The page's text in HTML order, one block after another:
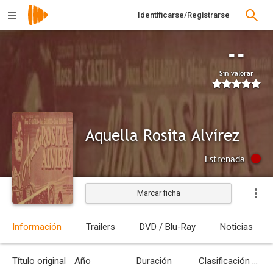
Identificarse/Registrarse
--
Sin valorar
Aquella Rosita Alvírez
Estrenada
Marcar ficha
Información Trailers DVD / Blu-Ray Noticias
Título original Año Duración Clasificación por edades